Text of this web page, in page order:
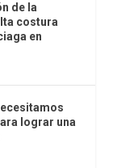
de la
costura
en
lograr una